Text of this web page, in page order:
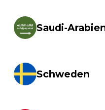
Saudi-
Schweden